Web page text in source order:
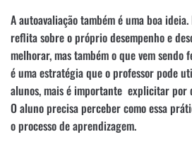
A autoavaliação também é uma boa
reflita sobre o próprio desempenho e
melhorar, mas também o que vem sendo
é uma estratégia que o professor pode
alunos, mais é importante explicitar por
O aluno precisa perceber como essa
o processo de aprendizagem.